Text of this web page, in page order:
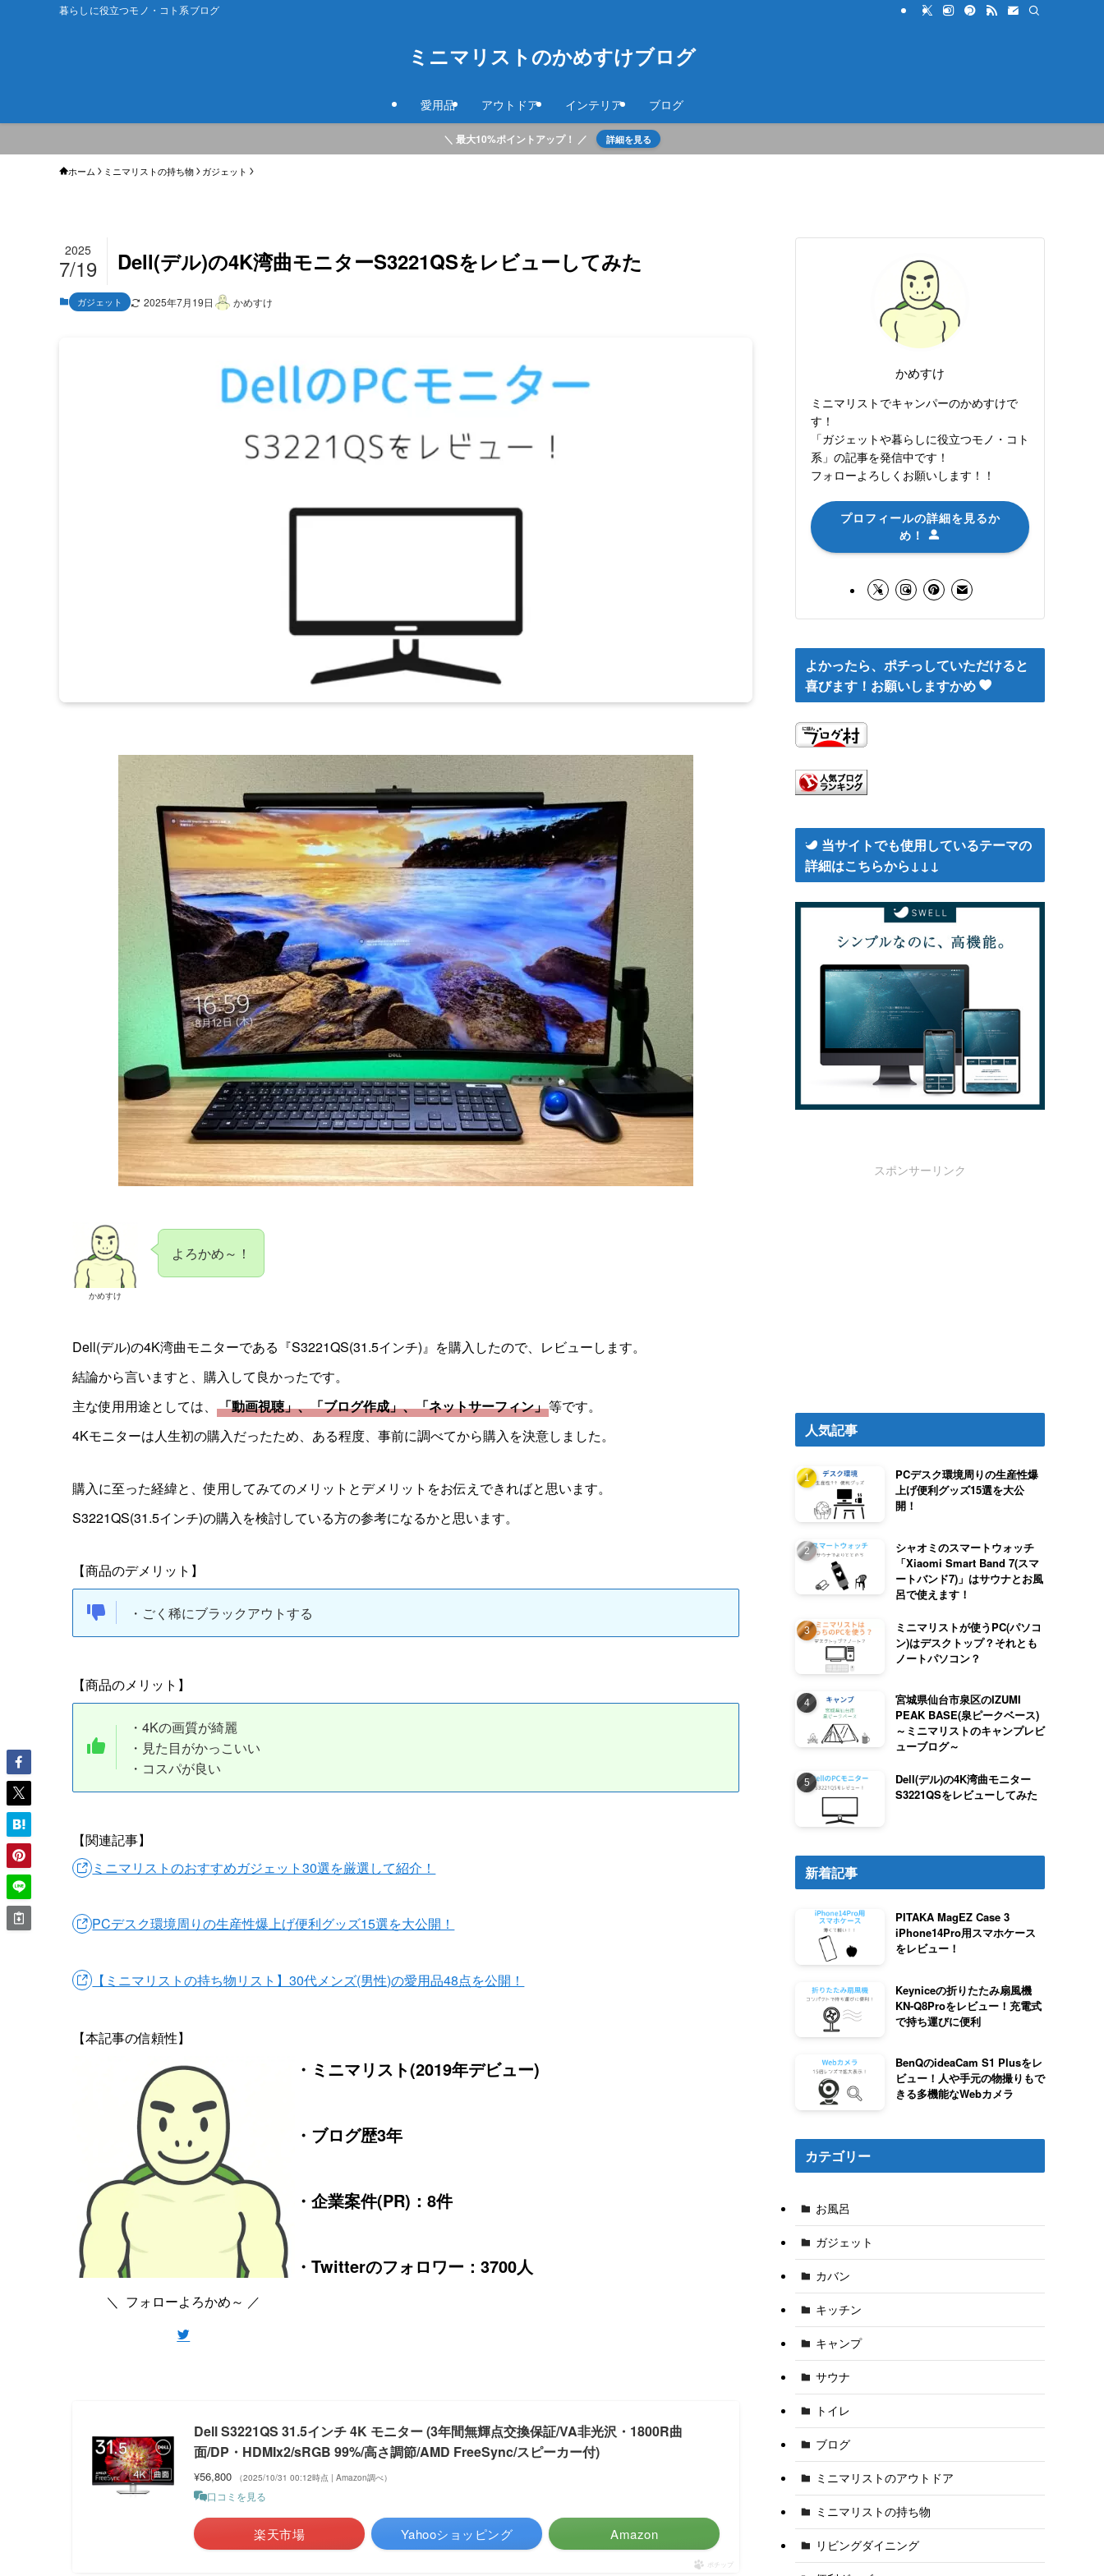
暮らしに役立つモノ・コト系ブログ
ミニマリストのかめすけブログ
愛用品 アウトドア インテリア ブログ
＼ 最大10%ポイントアップ！ ／ 詳細を見る
ホーム ミニマリストの持ち物 ガジェット
Dell(デル)の4K湾曲モニターS3221QSをレビューしてみた
2025
7/19
ガジェット 2025年7月19日 かめすけ
かめすけ
よろかめ～！
Dell(デル)の4K湾曲モニターである『S3221QS(31.5インチ)』を購入したので、レビューします。
結論から言いますと、購入して良かったです。
主な使用用途としては、 「動画視聴」、「ブログ作成」、「ネットサーフィン」等です。
4Kモニターは人生初の購入だったため、ある程度、事前に調べてから購入を決意しました。
購入に至った経緯と、使用してみてのメリット とデメリットをお伝えできればと思います。
S3221QS(31.5インチ)の購入を検討している方の参考になるかと思います。
【商品のデメリット】
・ごく稀にブラックアウトする
【商品のメリット】
・4Kの画質が綺麗
・見た目がかっこいい
・コスパが良い
【関連記事】
ミニマリストのおすすめガジェット30選を厳選して紹介！
PCデスク環境周りの生産性爆上げ便利グッズ15選を大公開！
【ミニマリストの持ち物リスト】30代メンズ(男性)の愛用品48点を公開！
【本記事の信頼性】
＼ フォローよろかめ～ ／
・ミニマリスト(2019年デビュー)
・ブログ歴3年
・企業案件(PR)：8件
・Twitterのフォロワー：3700人
Dell S3221QS 31.5インチ 4K モニター (3年間無輝点交換保証/VA非光沢・1800R曲
面/DP・HDMIx2/sRGB 99%/高さ調節/AMD FreeSync/スピーカー付)
¥56,800 （2025/10/31 00:12時点 | Amazon調べ）
口コミを見る
楽天市場 Yahooショッピング Amazon
ポチップ
かめすけ
ミニマリストでキャンパーのかめすけで
す！
「ガジェットや暮らしに役立つモノ・コト
系」の記事を発信中です！
フォローよろしくお願いします！！
プロフィールの詳細を見るか
め！
よかったら、ポチっしていただけると
喜びます！お願いしますかめ
当サイトでも使用しているテーマの
詳細はこちらから↓↓↓
スポンサーリンク
人気記事
PCデスク環境周りの生産性爆
上げ便利グッズ15選を大公
開！
シャオミのスマートウォッチ
「Xiaomi Smart Band 7(スマ
ートバンド7)」はサウナとお風
呂で使えます！
ミニマリストが使うPC(パソコ
ン)はデスクトップ？それとも
ノートパソコン？
宮城県仙台市泉区のIZUMI
PEAK BASE(泉ピークベース)
～ミニマリストのキャンプレビ
ューブログ～
Dell(デル)の4K湾曲モニター
S3221QSをレビューしてみた
新着記事
PITAKA MagEZ Case 3
iPhone14Pro用スマホケース
をレビュー！
Keyniceの折りたたみ扇風機
KN-Q8Proをレビュー！充電式
で持ち運びに便利
BenQのideaCam S1 Plusをレ
ビュー！人や手元の物撮りもで
きる多機能なWebカメラ
カテゴリー
お風呂
ガジェット
カバン
キッチン
キャンプ
サウナ
トイレ
ブログ
ミニマリストのアウトドア
ミニマリストの持ち物
リビングダイニング